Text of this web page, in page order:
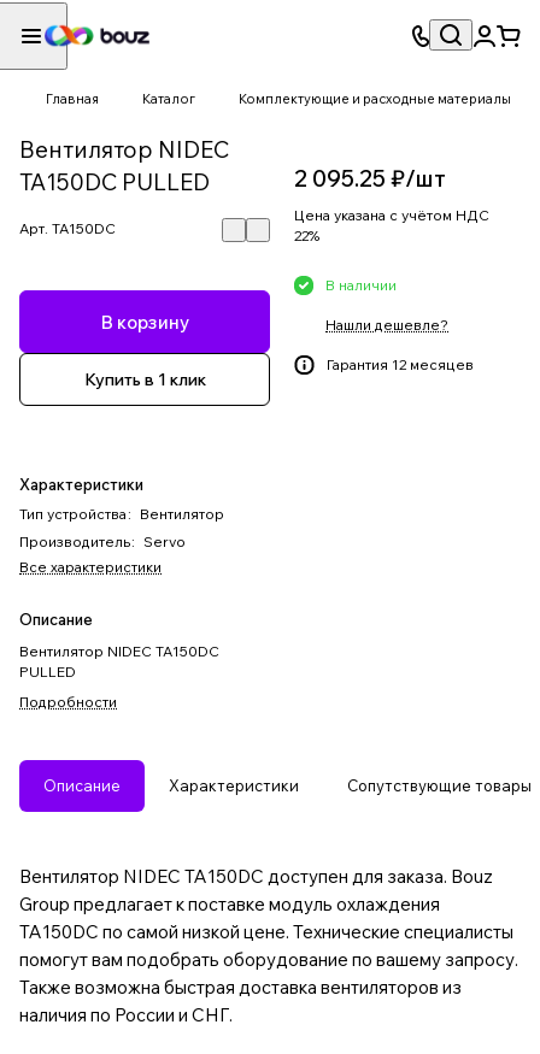
Главная Каталог Комплектующие и расходные материалы
Вентилятор NIDEC
TA150DC PULLED
Арт. TA150DC
В корзину
Купить в 1 клик
Характеристики
Тип устройства : Вентилятор
Производитель: Servo
Все характеристики
Описание
Вентилятор NIDEC TA150DC
PULLED
Подробности
2 095.25 ₽/шт
Цена указана с учётом НДС
22%
В наличии
Нашли дешевле?
Гарантия 12 месяцев
Описание Характеристики Сопутствующие товары
Вентилятор NIDEC TA150DC доступен для заказа. Bouz
Group предлагает к поставке модуль охлаждения
TA150DC по самой низкой цене. Технические специалисты
помогут вам подобрать оборудование по вашему запросу.
Также возможна быстрая доставка вентиляторов из
наличия по России и СНГ.